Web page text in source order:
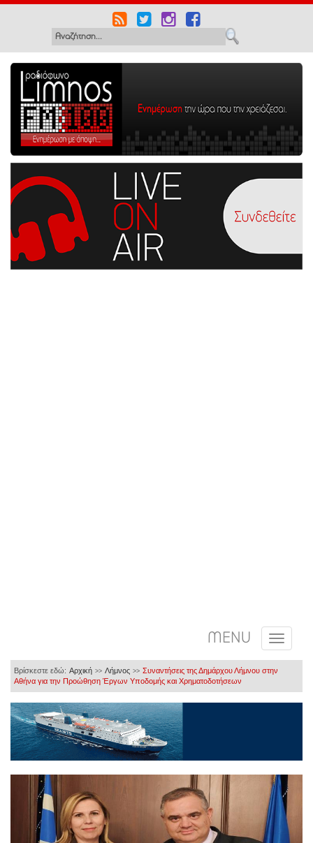
MENU
Βρίσκεστε εδώ: Αρχική >> Λήμνος >> Συναντήσεις της Δημάρχου Λήμνου στην
Αθήνα για την Προώθηση Έργων Υποδομής και Χρηματοδοτήσεων